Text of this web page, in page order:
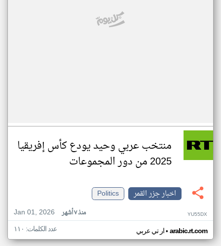
منتخب عربي وحيد يودع كأس إفريقيا
2025 من دور المجموعات
اخبار جزر القمر
Politics
Jan 01, 2026
منذ ٧ أشهر YU55DX
ار تي عربي• arabic.rt.com عدد الكلمات: ١١٠